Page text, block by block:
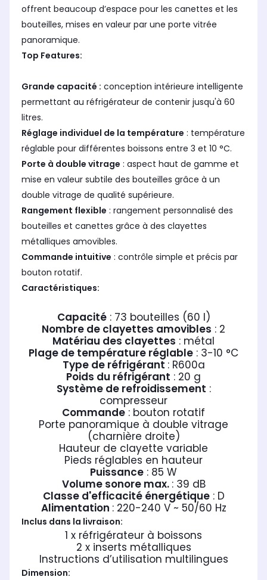
offrent beaucoup d’espace pour les canettes et les
bouteilles, mises en valeur par une porte vitrée
panoramique.
Top Features:
Grande capacité : conception intérieure intelligente
permettant au réfrigérateur de contenir jusqu'à 60
litres.
Réglage individuel de la température : température
réglable pour différentes boissons entre 3 et 10 °C.
Porte à double vitrage : aspect haut de gamme et
mise en valeur subtile des bouteilles grâce à un
double vitrage de qualité supérieure.
Rangement flexible : rangement personnalisé des
bouteilles et canettes grâce à des clayettes
métalliques amovibles.
Commande intuitive : contrôle simple et précis par
bouton rotatif.
Caractéristiques:
Capacité: 73 bouteilles (60 l)
Nombre de clayettes amovibles : 2
Matériau des clayettes : métal
Plage de température réglable : 3-10 °C
Type de réfrigérant : R600a
Poids du réfrigérant : 20 g
Système de refroidissement :
compresseur
Commande : bouton rotatif
Porte panoramique à double vitrage
(charnière droite)
Hauteur de clayette variable
Pieds réglables en hauteur
Puissance : 85 W
Volume sonore max. : 39 dB
Classe d'efficacité énergétique: D
Alimentation : 220-240 V ~ 50/60 Hz
Inclus dans la livraison:
1 x réfrigérateur à boissons
2 x inserts métalliques
Instructions d’utilisation multilingues
Dimension: